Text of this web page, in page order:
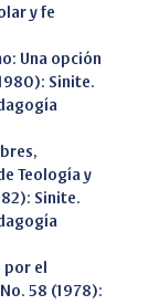
y fe
Una opción
Sinite.
Teología y
Sinite.
el
58 (1978):